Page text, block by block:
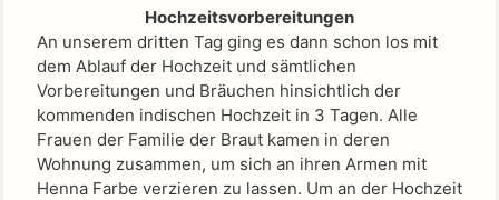
Hochzeitsvorbereitungen
An unserem dritten Tag ging es dann schon los mit
dem Ablauf der Hochzeit und sämtlichen
Vorbereitungen und Bräuchen hinsichtlich der
kommenden indischen Hochzeit in 3 Tagen. Alle
Frauen der Familie der Braut kamen in deren
Wohnung zusammen, um sich an ihren Armen mit
Henna Farbe verzieren zu lassen. Um an der Hochzeit